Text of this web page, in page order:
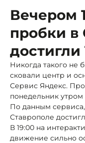
Вечером
пробки в
достигли
Никогда такого не
сковали центр и
Сервис Яндекс.
понедельник
По данным
Ставрополе
В 19:00 на
движение сильно